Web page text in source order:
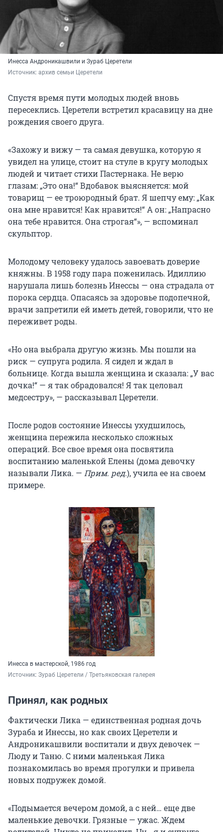
Инесса Андроникашвили и Зураб Церетели
Источник: архив семьи Церетели
Спустя время пути молодых людей вновь
пересеклись. Церетели встретил красавицу на дне
рождения своего друга.
«Захожу и вижу — та самая девушка, которую я
увидел на улице, стоит на стуле в кругу молодых
людей и читает стихи Пастернака. Не верю
глазам: „Это она!“ Вдобавок выясняется: мой
товарищ — ее троюродный брат. Я шепчу ему: „Как
она мне нравится! Как нравится!“ А он: „Напрасно
она тебе нравится. Она строгая“», — вспоминал
скульптор.
Молодому человеку удалось завоевать доверие
княжны. В 1958 году пара поженилась. Идиллию
нарушала лишь болезнь Инессы — она страдала от
порока сердца. Опасаясь за здоровье подопечной,
врачи запретили ей иметь детей, говорили, что не
переживет роды.
«Но она выбрала другую жизнь. Мы пошли на
риск — супруга родила. Я сидел и ждал в
больнице. Когда вышла женщина и сказала: „У вас
дочка!“ — я так обрадовался! Я так целовал
медсестру», — рассказывал Церетели.
После родов состояние Инессы ухудшилось,
женщина пережила несколько сложных
операций. Все свое время она посвятила
воспитанию маленькой Елены (дома девочку
называли Лика. — Прим. ред.), учила ее на своем
примере.
Инесса в мастерской, 1986 год
Источник: Зураб Церетели / Третьяковская галерея
Принял, как родных
Фактически Лика — единственная родная дочь
Зураба и Инессы, но как своих Церетели и
Андроникашвили воспитали и двух девочек —
Люду и Таню. С ними маленькая Лика
познакомилась во время прогулки и привела
новых подружек домой.
«Подымается вечером домой, а с ней… еще две
маленькие девочки. Грязные — ужас. Ждем